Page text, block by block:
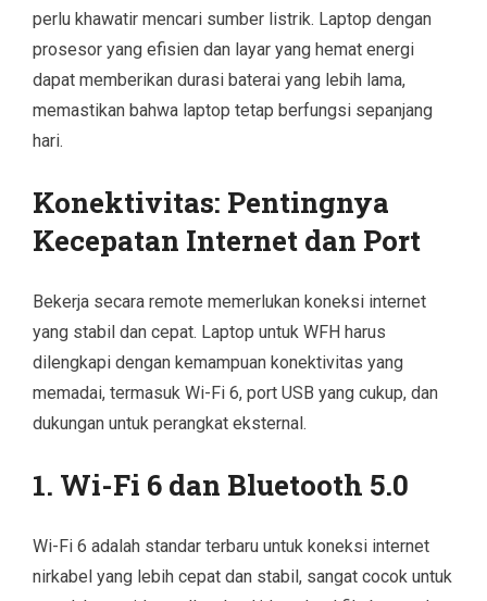
perlu khawatir mencari sumber listrik. Laptop dengan
prosesor yang efisien dan layar yang hemat energi
dapat memberikan durasi baterai yang lebih lama,
memastikan bahwa laptop tetap berfungsi sepanjang
hari.
Konektivitas: Pentingnya
Kecepatan Internet dan Port
Bekerja secara remote memerlukan koneksi internet
yang stabil dan cepat. Laptop untuk WFH harus
dilengkapi dengan kemampuan konektivitas yang
memadai, termasuk Wi-Fi 6, port USB yang cukup, dan
dukungan untuk perangkat eksternal.
1. Wi-Fi 6 dan Bluetooth 5.0
Wi-Fi 6 adalah standar terbaru untuk koneksi internet
nirkabel yang lebih cepat dan stabil, sangat cocok untuk